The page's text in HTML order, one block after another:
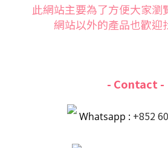
此網站主要為了方便大家瀏
網站以外的產品也歡迎
- Contact -
Whatsapp : +852